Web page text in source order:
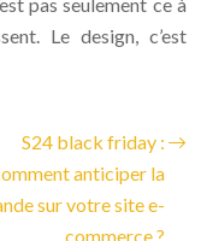
Le design, c’est
S24 black friday :
anticiper la
sur votre site e-
commerce ?